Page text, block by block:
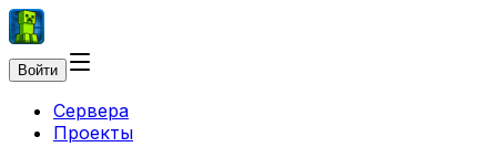
Войти
Сервера
Проекты